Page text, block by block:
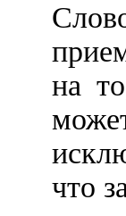
на
что